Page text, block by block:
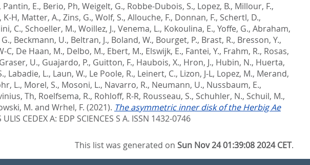
, Pantin, E., Berio, Ph, Weigelt, G., Robbe-Dubois, S., Lopez, B., Millour, F.,
K-H, Matter, A., Zins, G., Wolf, S., Allouche, F., Donnan, F., Schertl, D.,
C., Schoeller, M., Woillez, J., Venema, L., Kokoulina, E., Yoffe, G., Abraham,
, Beckmann, U., Beltran, J., Boland, W., Bourget, P., Brast, R., Bresson, Y.,
C, De Haan, M., Delbo, M., Ebert, M., Elswijk, E., Fantei, Y., Frahm, R., Rosas,
Graser, U., Guajardo, P., Guitton, F., Haubois, X., Hron, J., Hubin, N., Huerta,
, Labadie, L., Laun, W., Le Poole, R., Leinert, C., Lizon, J-L, Lopez, M., Merand,
L., Morel, S., Mosoni, L., Navarro, R., Neumann, U., Nussbaum, E.,
Th, Roelfsema, R., Rohloff, R-R, Rousseau, S., Schuhler, N., Schuil, M.,
M. and Wrhel, F. (2021). The asymmetric inner disk of the Herbig Ae
ULIS CEDEX A: EDP SCIENCES S A. ISSN 1432-0746
This list was generated onSun Nov 24 01:39:08 2024 CET.